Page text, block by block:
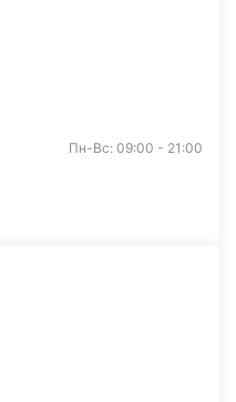
Пн-Вс: 09:00 - 21:00